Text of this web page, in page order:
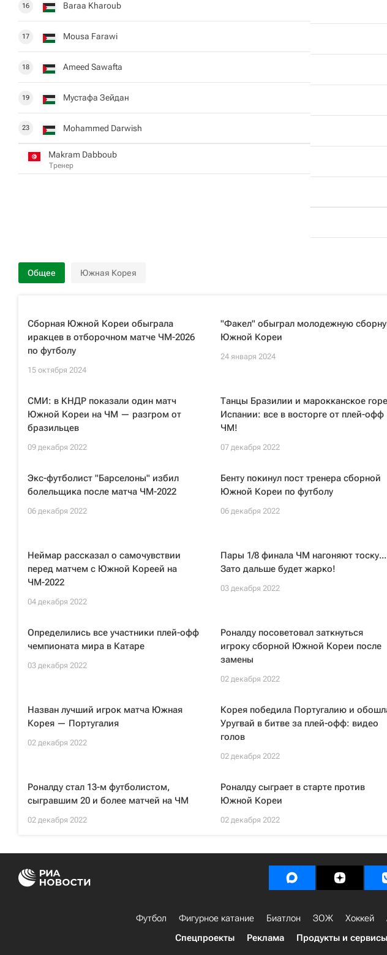
16 Baraa Kharoub
17 Mousa Farawi
18 Ameed Sawafta
19 Мустафа Зейдан
23 Mohammed Darwish
Makram Dabboub
Тренер
Общее Южная Корея
Сборная Южной Кореи обыграла
иракцев в отборочном матче ЧМ-2026
по футболу
15 октября 2024
"Факел" обыграл молодежную
Южной Кореи
24 января 2024
СМИ: в КНДР показали один матч
Южной Кореи на ЧМ — разгром от
бразильцев
09 декабря 2022
Танцы Бразилии и марокканское горе
Испании: все в восторге от плей-офф
ЧМ!
07 декабря 2022
Экс-футболист "Барселоны" избил
болельщика после матча ЧМ-2022
06 декабря 2022
Бенту покинул пост тренера сборной
Южной Кореи по футболу
06 декабря 2022
Неймар рассказал о самочувствии
перед матчем с Южной Кореей на
ЧМ-2022
04 декабря 2022
Пары 1/8 финала ЧМ нагоняют тоску...
Зато дальше будет жарко!
03 декабря 2022
Определились все участники плей-офф
чемпионата мира в Катаре
03 декабря 2022
Роналду посоветовал заткнуться
игроку сборной Южной Кореи после
замены
02 декабря 2022
Назван лучший игрок матча Южная
Корея — Португалия
02 декабря 2022
Корея победила Португалию и
Уругвай в битве за плей-офф: видео
голов
02 декабря 2022
Роналду стал 13-м футболистом,
сыгравшим 20 и более матчей на ЧМ
02 декабря 2022
Роналду сыграет в старте против
Южной Кореи
02 декабря 2022
Футбол Фигурное катание Биатлон ЗОЖ Хоккей
Спецпроекты
Реклама Продукты и сервисы